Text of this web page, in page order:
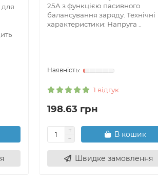
для
25A з функцією пасивного
балансування заряду. Технічні
характеристики: Напруга ..
1 відгук
198.63 грн
В кошик
Швидке замовлення